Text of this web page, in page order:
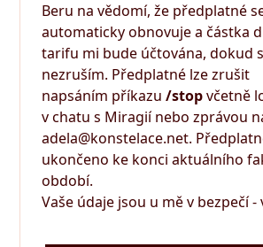
Beru na vědomí, že předplatné
automaticky obnovuje a částka
tarifu mi bude účtována, dokud
nezruším. Předplatné lze zrušit
napsáním příkazu/stopvčetně
v chatu s Miragií nebo zprávou
adela@konstelace.net.
ukončeno ke konci aktuálního
období.
Vaše údaje jsou u mě v bezpečí -